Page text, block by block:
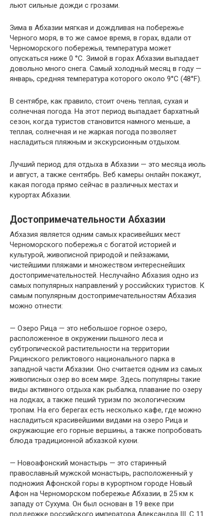
льют сильные дожди с грозами.
Зима в Абхазии мягкая и дождливая на побережье
Черного моря, в то же самое время, в горах, вдали от
Черноморского побережья, температура может
опускаться ниже 0 °C. Зимой в горах Абхазии выпадает
довольно много снега. Самый холодный месяц в году —
январь, средняя температура которого около 9°C (48°F).
В сентябре, как правило, стоит очень теплая, сухая и
солнечная погода. На этот период выпадает бархатный
сезон, когда туристов становится намного меньше, а
теплая, солнечная и не жаркая погода позволяет
насладиться пляжным и экскурсионным отдыхом.
Лучший период для отдыха в Абхазии — это месяца июль
и август, а также сентябрь. Веб камеры онлайн покажут,
какая погода прямо сейчас в различных местах и
курортах Абхазии.
Достопримечательности Абхазии
Абхазия является одним самых красивейших мест
Черноморского побережья с богатой историей и
культурой, живописной природой и пейзажами,
чистейшими пляжами и множеством интереснейших
достопримечательностей. Неслучайно Абхазия одно из
самых популярных направлений у российских туристов. К
самым популярным достопримечательностям Абхазия
можно отнести:
— Озеро Рица — это небольшое горное озеро,
расположенное в окружении пышного леса и
субтропической растительности на территории
Рицинского реликтового национального парка в
западной части Абхазии. Оно считается одним из самых
живописных озер во всем мире. Здесь популярны такие
виды активного отдыха как рыбалка, плавание по озеру
на лодках, а также пеший туризм по экологическим
тропам. На его берегах есть несколько кафе, где можно
насладиться красивейшими видами на озеро Рица и
окружающие его горные вершины, а также попробовать
блюда традиционной абхазкой кухни.
— Новоафонский монастырь — это старинный
православный мужской монастырь, расположенный у
подножия Афонской горы в курортном городе Новый
Афон на Черноморском побережье Абхазии, в 25 км к
западу от Сухума. Он был основан в 19 веке при
поддержке российского императора Александра III. С 11